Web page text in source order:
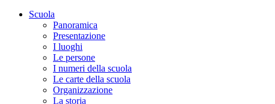
Scuola
Panoramica
Presentazione
I luoghi
Le persone
I numeri della scuola
Le carte della scuola
Organizzazione
La storia